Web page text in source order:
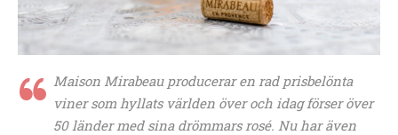
Maison Mirabeau producerar en rad prisbelönta
viner som hyllats världen över och idag förser över
50 länder med sina drömmars rosé. Nu har även